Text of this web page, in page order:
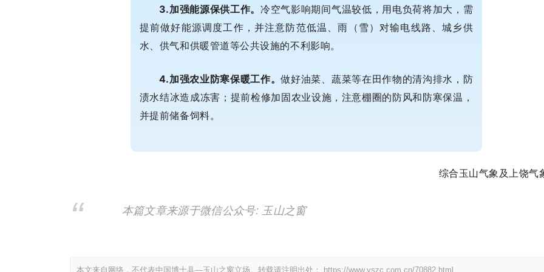
3.加强能源保供工作。冷空气影响期间气温较低，用电负荷将加大， 需
提前做好能源调度工作，并注意防范低温、雨（雪）对输电线路、城乡供
水、供气和供暖管道等公共设施的不利影响。
4.加强农业防寒保暖工作。做好油菜、蔬菜等在田作物的清沟排水， 防
渍水结冰造成冻害； 提前检修加固农业设施，注意棚圈的防风和防寒保温，
并提前储备饲料。
综合玉山气象及上饶气
本篇文章来源于微信公众号: 玉山之窗
本文来自网络，不代表中国博士县—玉山之窗立场。转载请注明出处： https://www.yszc.com.cn/70882.html